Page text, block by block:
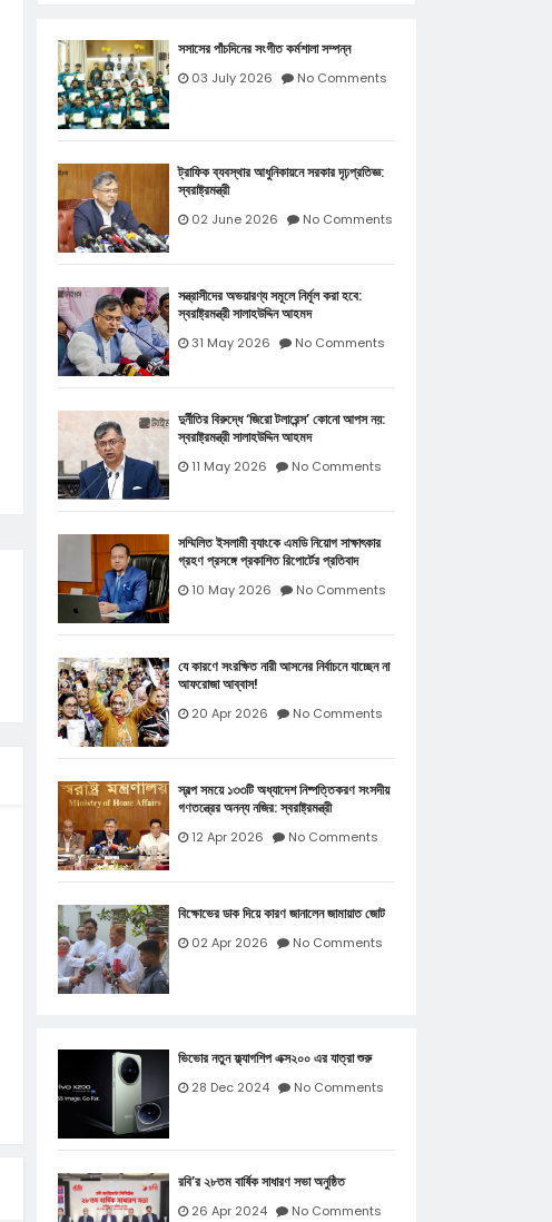
সসাসের পাঁচদিনের সংগীত কর্মশালা সম্পন্ন
03 July 2026 No Comments
ট্রাফিক ব্যবস্থার আধুনিকায়নে সরকার দৃঢ়প্রতিজ্ঞ:
স্বরাষ্ট্রমন্ত্রী
02 June 2026 No Comments
সন্ত্রাসীদের অভয়ারণ্য সমূলে নির্মূল করা হবে:
স্বরাষ্ট্রমন্ত্রী সালাহউদ্দিন আহমদ
31 May 2026 No Comments
দুর্নীতির বিরুদ্ধে ‘জিরো টলারেন্স’ কোনো আপস নয়:
স্বরাষ্ট্রমন্ত্রী সালাহউদ্দিন আহমদ
11 May 2026 No Comments
সম্মিলিত ইসলামী ব‍্যাংকে এমডি নিয়োগ সাক্ষাৎকার
গ্রহণ প্রসঙ্গে প্রকাশিত রিপোর্টের প্রতিবাদ
10 May 2026 No Comments
যে কারণে সংরক্ষিত নারী আসনের নির্বাচনে যাচ্ছেন না
আফরোজা আব্বাস!
20 Apr 2026 No Comments
স্বল্প সময়ে ১৩৩টি অধ্যাদেশ নিষ্পত্তিকরণ সংসদীয়
গণতন্ত্রের অনন্য নজির: স্বরাষ্ট্রমন্ত্রী
12 Apr 2026 No Comments
বিক্ষোভের ডাক দিয়ে কারণ জানালেন জামায়াত জোট
02 Apr 2026 No Comments
ভিভোর নতুন ফ্ল্যাগশিপ এক্স২০০ এর যাত্রা শুরু
28 Dec 2024 No Comments
রবি’র ২৮তম বার্ষিক সাধারণ সভা অনুষ্ঠিত
26 Apr 2024 No Comments